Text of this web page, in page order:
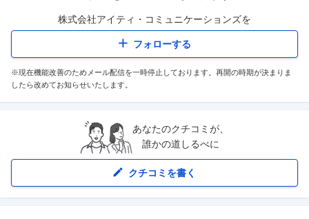
株式会社アイティ・コミュニケーションズを
フォローする
※現在機能改善のためメール配信を一時停止しております。再開の時期が決まりま
したら改めてお知らせいたします。
あなたのクチコミが、
誰かの道しるべに
クチコミを書く